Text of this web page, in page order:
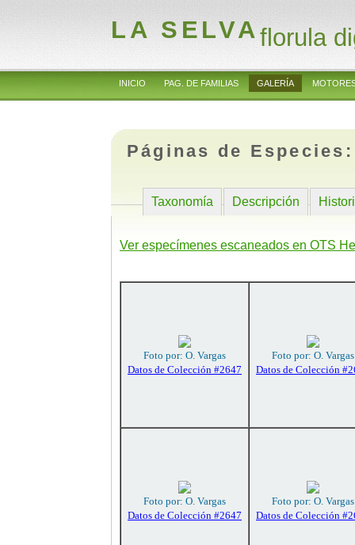
LA SELVAflorula
INICIO PAG. DE FAMILIAS GALERÍA
Páginas de
Taxonomía Descripción
Ver especímenes escaneados en OTS
Foto por: O. Vargas
Datos de Colección #2647
Foto por: O. Vargas
Datos de Colección
Foto por: O. Vargas
Datos de Colección #2647
Foto por: O. Vargas
Datos de Colección